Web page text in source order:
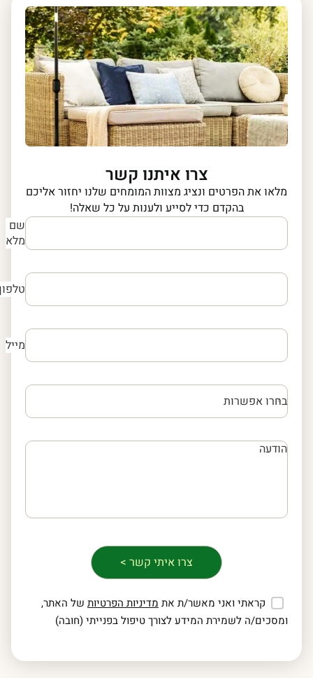
צרו איתנו קשר
מלאו את הפרטים ונציג מצוות המומחים שלנו יחזור אליכם
בהקדם כדי לסייע ולענות על כל שאלה!
שם
מלא
טלפון
מייל
קראתי ואני מאשר/ת את מדיניות הפרטיותשל האתר,
ומסכים/ה לשמירת המידע לצורך טיפול בפנייתי (חובה)